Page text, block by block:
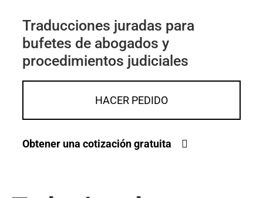
Traducciones juradas para
bufetes de abogados y
procedimientos judiciales
HACER PEDIDO
Obtener una cotización gratuita